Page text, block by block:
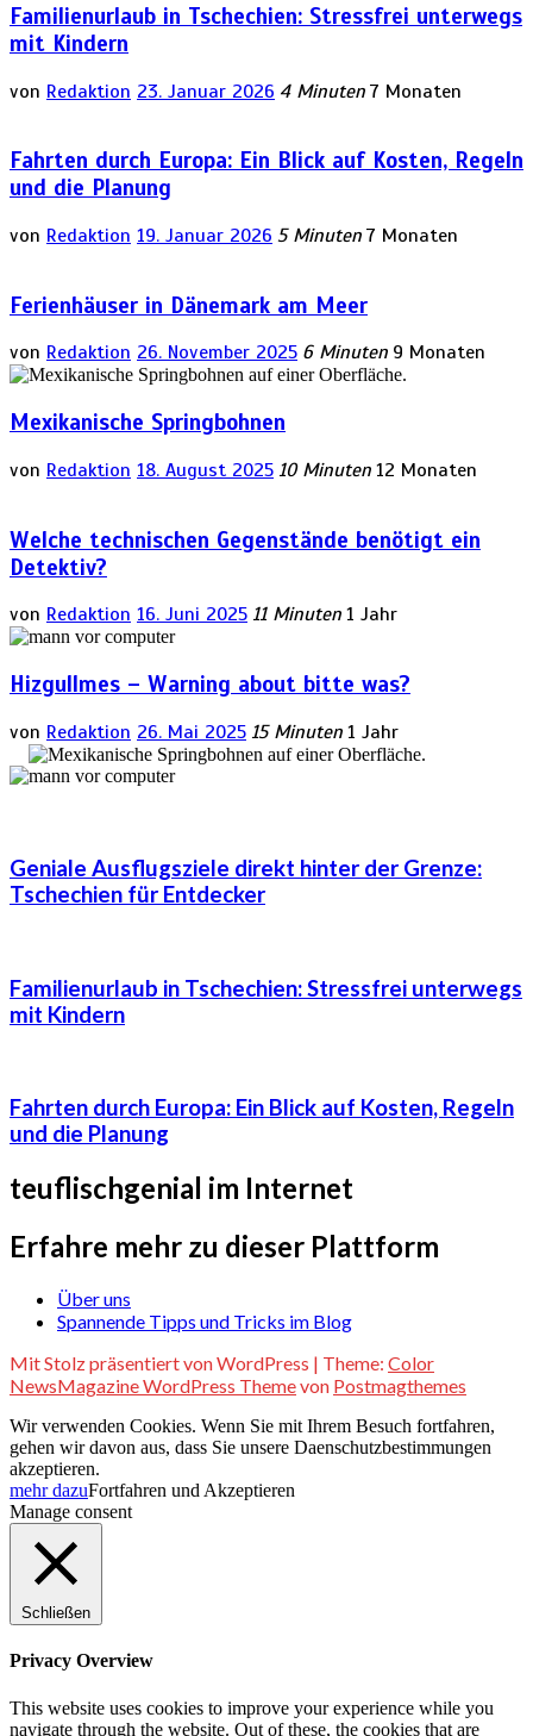
Familienurlaub in Tschechien: Stressfrei unterwegs
mit Kindern
von Redaktion 23. Januar 2026 4 Minuten 7 Monaten
Fahrten durch Europa: Ein Blick auf Kosten, Regeln
und die Planung
von Redaktion 19. Januar 2026 5 Minuten 7 Monaten
Ferienhäuser in Dänemark am Meer
von Redaktion 26. November 2025 6 Minuten 9 Monaten
Mexikanische Springbohnen
von Redaktion 18. August 2025 10 Minuten 12 Monaten
Welche technischen Gegenstände benötigt ein
Detektiv?
von Redaktion 16. Juni 2025 11 Minuten 1 Jahr
Hizgullmes – Warning about bitte was?
von Redaktion 26. Mai 2025 15 Minuten 1 Jahr
Geniale Ausflugsziele direkt hinter der Grenze:
Tschechien für Entdecker
Familienurlaub in Tschechien: Stressfrei unterwegs
mit Kindern
Fahrten durch Europa: Ein Blick auf Kosten, Regeln
und die Planung
teuflischgenial im Internet
Erfahre mehr zu dieser Plattform
Über uns
Spannende Tipps und Tricks im Blog
Mit Stolz präsentiert von WordPress | Theme: Color
NewsMagazine WordPress Themevon Postmagthemes
Wir verwenden Cookies. Wenn Sie mit Ihrem Besuch fortfahren,
gehen wir davon aus, dass Sie unsere Daenschutzbestimmungen
akzeptieren.
mehr dazuFortfahren und Akzeptieren
Manage consent
Schließen
Privacy Overview
This website uses cookies to improve your experience while you
navigate through the website. Out of these, the cookies that are